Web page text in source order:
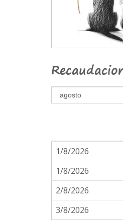
1/8/2026
1/8/2026
2/8/2026
3/8/2026